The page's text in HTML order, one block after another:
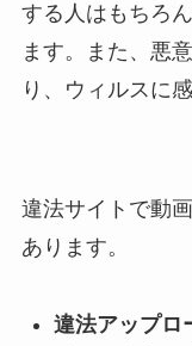
する人はもちろ
ます。また、悪
り、ウィルスに
違法サイトで動
あります。
違法アップロ